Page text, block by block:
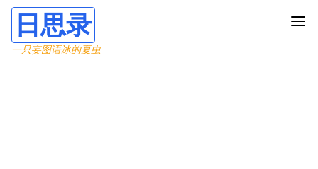
日思录
一只妄图语冰的夏虫